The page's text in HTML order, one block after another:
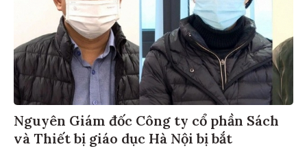
Nguyên Giám đốc Công ty cổ phần Sách
và Thiết bị giáo dục Hà Nội bị bắt